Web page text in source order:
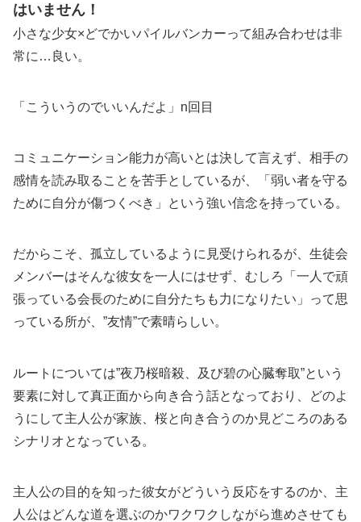
はいません！
小さな少女×どでかいパイルバンカーって組み合わせは非
常に…良い。
「こういうのでいいんだよ」n回目
コミュニケーション能力が高いとは決して言えず、相手の
感情を読み取ることを苦手としているが、「弱い者を守る
ために自分が傷つくべき」という強い信念を持っている。
だからこそ、孤立しているように見受けられるが、生徒会
メンバーはそんな彼女を一人にはせず、むしろ「一人で頑
張っている会長のために自分たちも力になりたい」って思
っている所が、”友情”で素晴らしい。
ルートについては”夜乃桜暗殺、及び碧の心臓奪取”という
要素に対して真正面から向き合う話となっており、どのよ
うにして主人公が家族、桜と向き合うのか見どころのある
シナリオとなっている。
主人公の目的を知った彼女がどういう反応をするのか、主
人公はどんな道を選ぶのかワクワクしながら進めさせても